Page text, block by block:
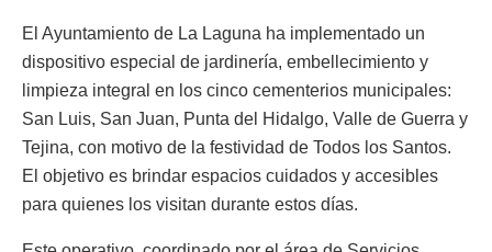
El Ayuntamiento de La Laguna ha implementado un
dispositivo especial de jardinería, embellecimiento y
limpieza integral en los cinco cementerios municipales:
San Luis, San Juan, Punta del Hidalgo, Valle de Guerra y
Tejina, con motivo de la festividad de Todos los Santos.
El objetivo es brindar espacios cuidados y accesibles
para quienes los visitan durante estos días.